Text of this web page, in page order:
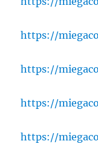
https://
https://
https://
https://